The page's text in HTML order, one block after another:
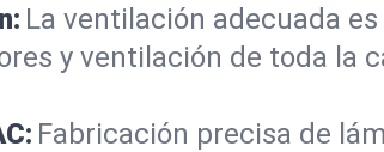
La ventilación adecuada
y ventilación de toda la
Fabricación precisa de